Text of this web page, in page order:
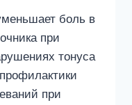
боль в
при
тонуса
при